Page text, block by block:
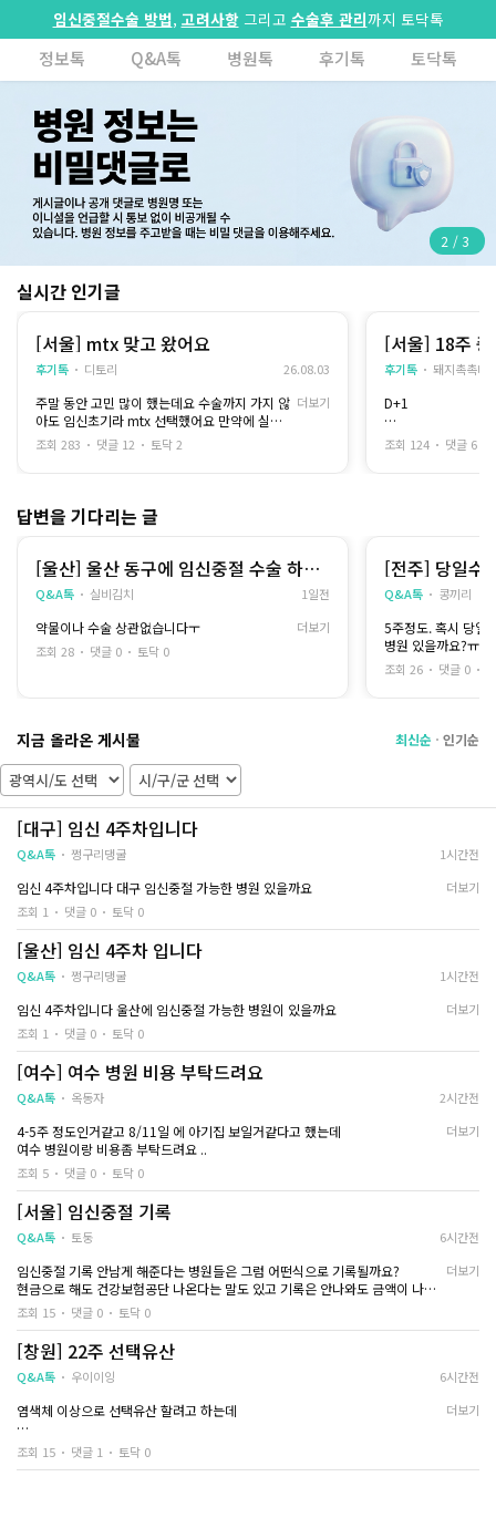
임신중절수술 방법, 고려사항그리고 수술후 관리까지 토닥톡
정보톡 Q&A톡 병원톡 후기톡 토닥톡
2 /3
실시간 인기글
[서울] mtx 맞고 왔어요
후기톡 디토리 26.08.03
주말 동안 고민 많이 했는데요 수술까지 가지 않
아도 임신초기라 mtx 선택했어요 만약에 실패
하면
마취만 내고 수술 해주신다고 했는데 거기까진
더보기
조회 283 댓글 12 토닥 2
[서울] 18주
후기톡 돼지촉촉바
D+1
집에 돌아온 뒤에는
어요
그리고 수술 다음날
서 초음파 검사를 했
자궁 안에 남은 조
원장님께서 깨끗하
고 말씀해 주셨어요
그 말을 듣는 순간
만
처음보다 몸은 한
도 괜히 신경이 쓰
출혈이 줄어드는지
몇 번씩 몸 상태를
D+5
걷는 것도 한결 편
능해졌습니다
몸이 회복되고 있
D+7
벌써 일주일이 지났
특별히 불편한 점도
조급하게 모든 감정
금은 제 몸을 믿고
조회 124 댓글 6
답변을 기다리는 글
[울산] 울산 동구에 임신중절 수술 하는
데 있을까요?ㅠ
Q&A톡 실비김치 1일전
약물이나 수술 상관없습니다ㅜ
더보기
조회 28
댓글 0 토닥 0
[전주] 당일수
금해요
Q&A톡 콩끼리
5주정도. 혹시 당일
병원 있을까요?ㅠㅠ
조회 26 댓글 0
지금 올라온 게시물 최신순 인기순
[대구] 임신 4주차입니다
Q&A톡 쩡구리댕굴 1시간전
임신 4주차입니다 대구 임신중절 가능한 병원 있을까요
더보기
조회 1
댓글 0 토닥 0
[울산] 임신 4주차 입니다
Q&A톡 쩡구리댕굴 1시간전
임신 4주차입니다 울산에 임신중절 가능한 병원이 있을까요
더보기
조회 1
댓글 0 토닥 0
[여수] 여수 병원 비용 부탁드려요
Q&A톡 옥동자 2시간전
4-5주 정도인거같고 8/11일 에 아기집 보일거같다고 했는데
여수 병원이랑 비용좀 부탁드려요 ..
더보기
조회 5 댓글 0 토닥 0
[서울] 임신중절 기록
Q&A톡 토둥 6시간전
임신중절 기록 안남게 해준다는 병원들은 그럼 어떤식으로 기록될까요?
현금으로 해도 건강보험공단 나온다는 말도 있고 기록은 안나와도 금액이 나오
는 걸까요? 아시는 분 계실까요ㅠㅠ
더보기
조회 15 댓글 0 토닥 0
[창원] 22주 선택유산
Q&A톡 우이이잉 6시간전
염색체 이상으로 선택유산 할려고 하는데
대구/부산/마산/창원/진해
더보기
조회 15 댓글 1 토닥 0